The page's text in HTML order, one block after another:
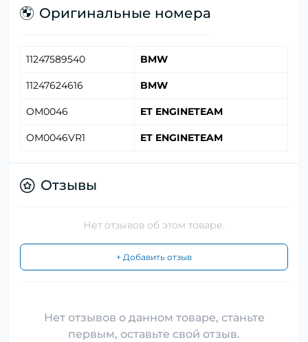
Оригинальные номера
11247589540 BMW
11247624616 BMW
OM0046 ET ENGINETEAM
OM0046VR1 ET ENGINETEAM
Отзывы
Нет отзывов об этом товаре.
+ Добавить отзыв
Нет отзывов о данном товаре, станьте
первым, оставьте свой отзыв.